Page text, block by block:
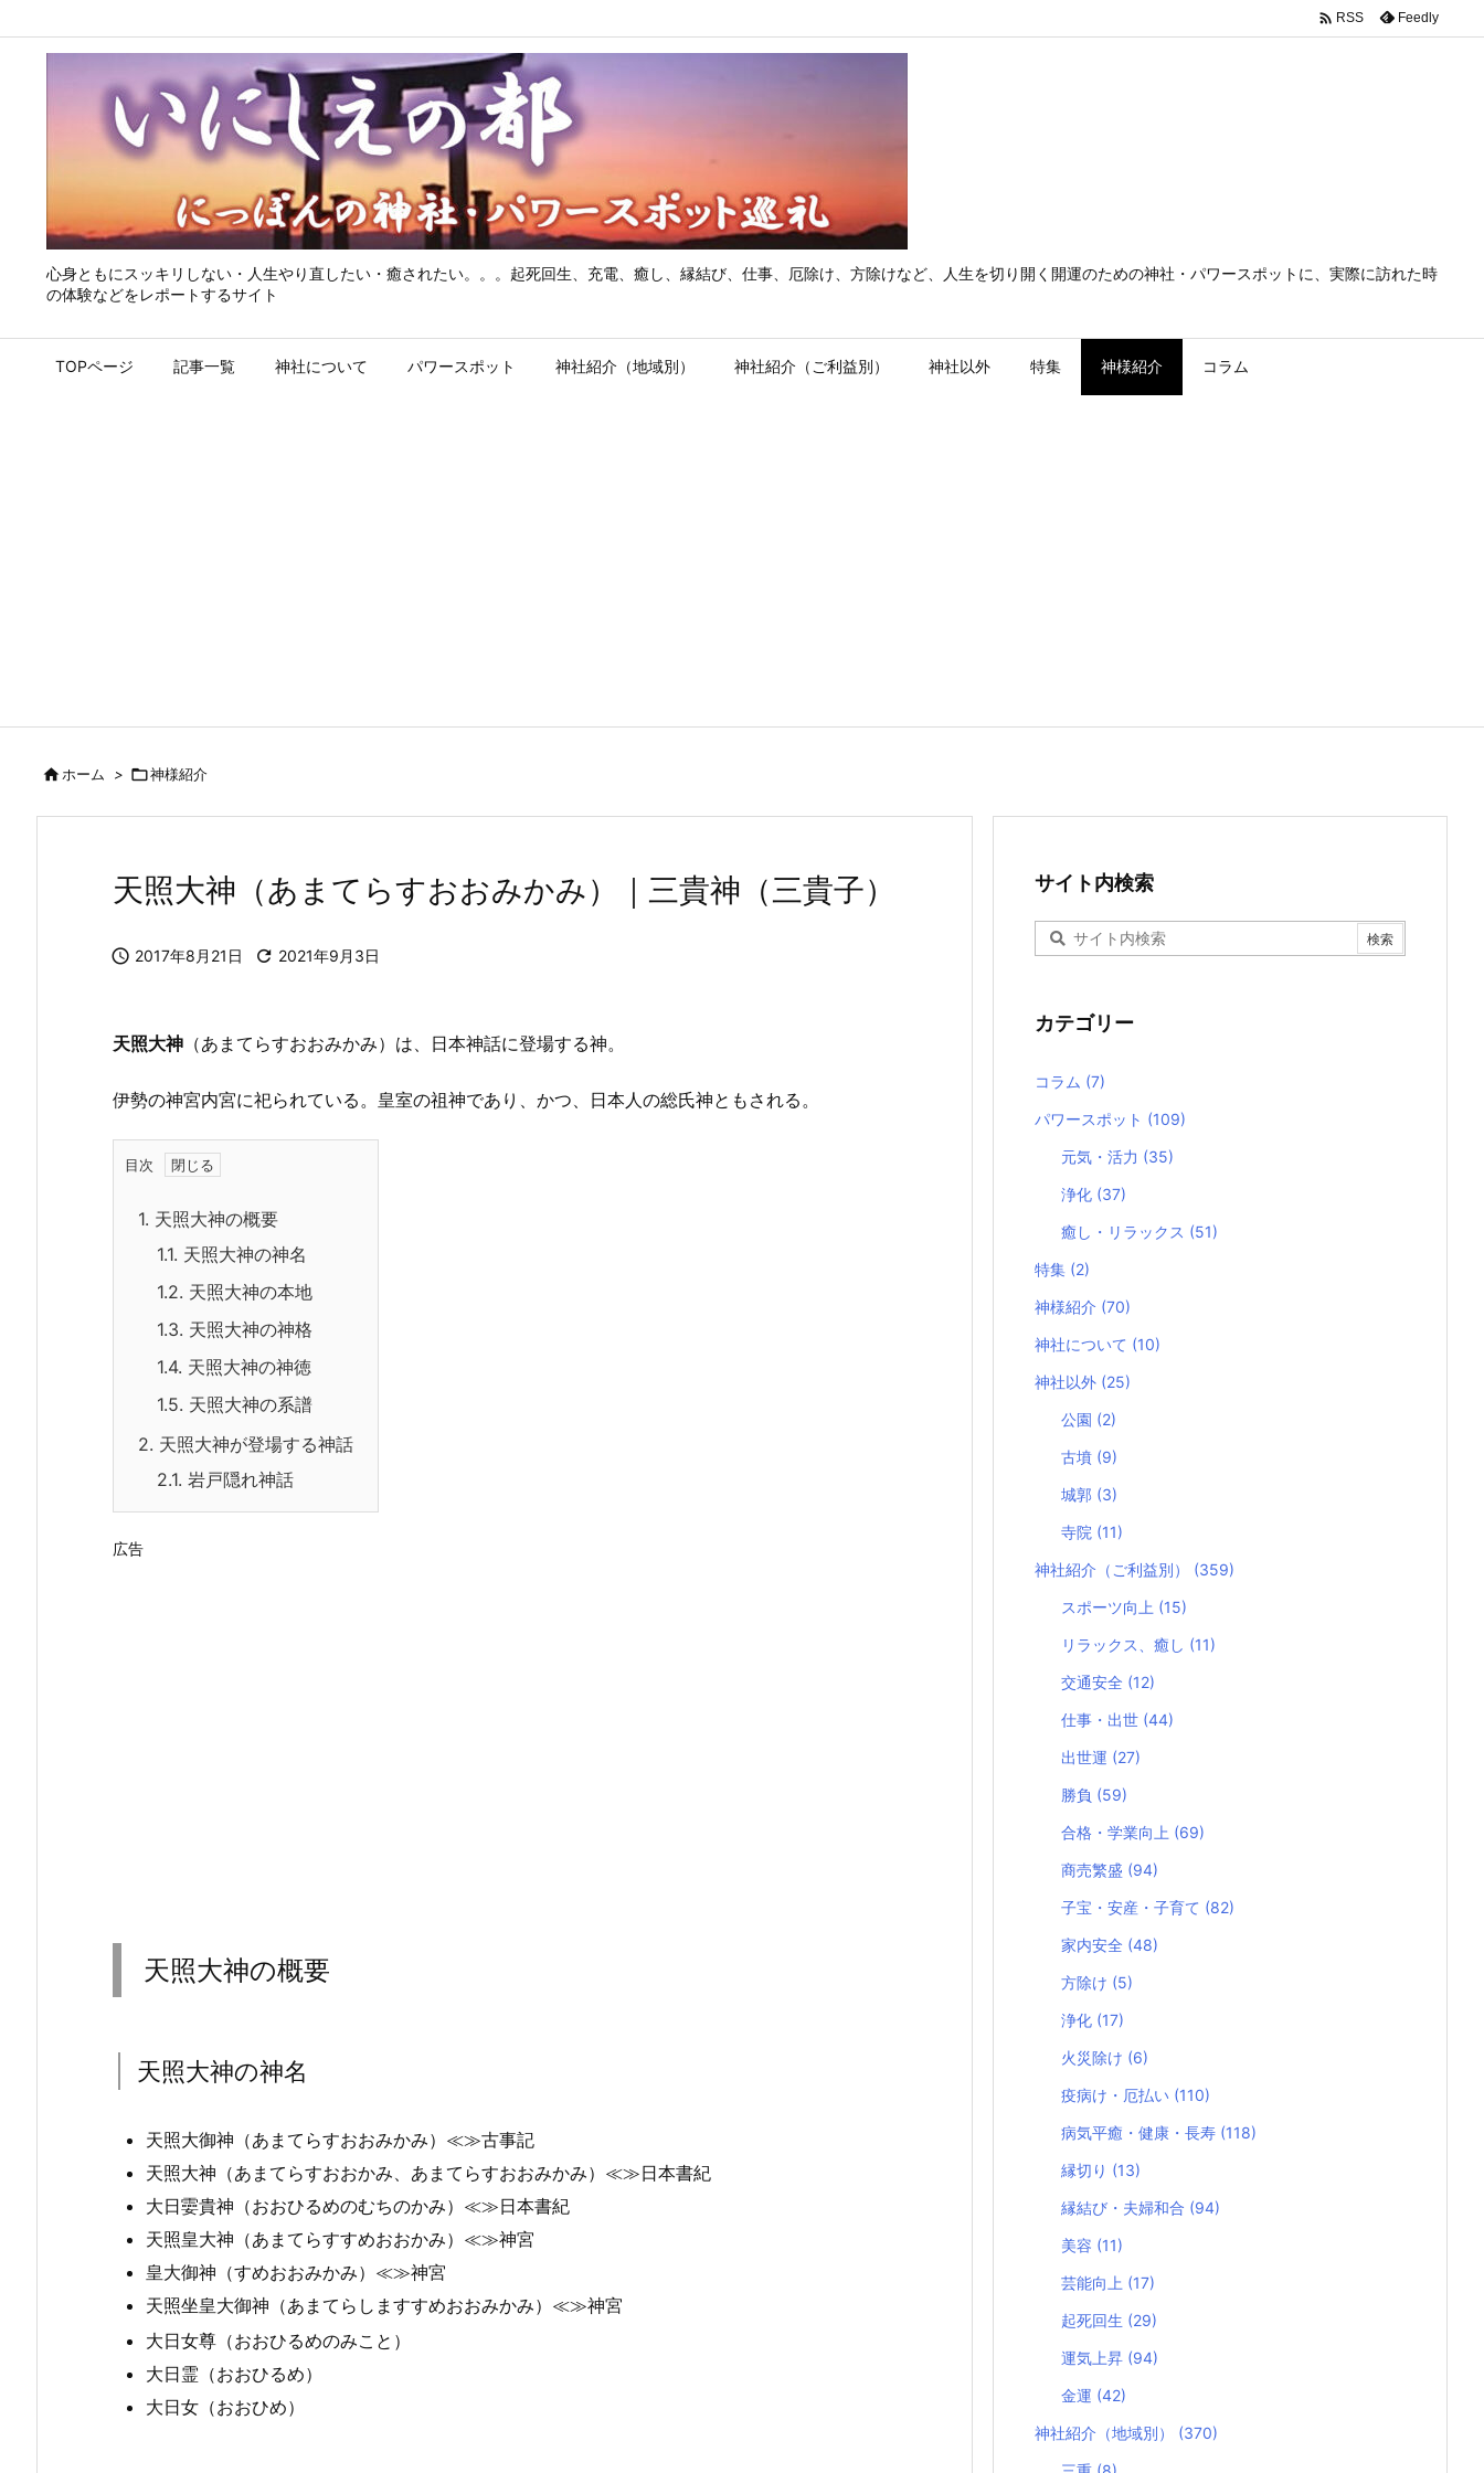
心身ともにスッキリしない・人生やり直したい・癒されたい。。。起死回生、充電、癒し、縁結び、仕事、厄除け、方除けなど、人生を切り開く開運のための神社・パワースポットに、実際に訪れた時
の体験などをレポートするサイト
TOPページ 記事一覧 神社について パワースポット 神社紹介（地域別） 神社紹介（ご利益別） 神社以外 特集 神様紹介 コラム
 RSS Feedly
ホーム > 神様紹介
天照大神（あまてらすおおみかみ）｜三貴神（三貴子）
 2017年8月21日  2021年9月3日
天照大神 （あまてらすおおみかみ）は、日本神話に登場する神。
伊勢の神宮内宮に祀られている。皇室の祖神であり、かつ、日本人の総氏神ともされる。
目次
1. 天照大神の概要
1.1. 天照大神の神名
1.2. 天照大神の本地
1.3. 天照大神の神格
1.4. 天照大神の神徳
1.5. 天照大神の系譜
2. 天照大神が登場する神話
2.1. 岩戸隠れ神話
広告
天照大神の概要
天照大神の神名
天照大御神（あまてらすおおみかみ）≪≫古事記
天照大神（あまてらすおおかみ、あまてらすおおみかみ）≪≫日本書紀
大日孁貴神（おおひるめのむちのかみ）≪≫日本書紀
天照皇大神（あまてらすすめおおかみ）≪≫神宮
皇大御神（すめおおみかみ）≪≫神宮
天照坐皇大御神（あまてらしますすめおおみかみ）≪≫神宮
大日女尊（おおひるめのみこと）
大日霊（おおひるめ）
大日女（おおひめ）
サイト内検索
カテゴリー
コラム (7)
パワースポット (109)
元気・活力 (35)
浄化 (37)
癒し・リラックス (51)
特集 (2)
神様紹介 (70)
神社について (10)
神社以外 (25)
公園 (2)
古墳 (9)
城郭 (3)
寺院 (11)
神社紹介（ご利益別） (359)
スポーツ向上 (15)
リラックス、癒し (11)
交通安全 (12)
仕事・出世 (44)
出世運 (27)
勝負 (59)
合格・学業向上 (69)
商売繁盛 (94)
子宝・安産・子育て (82)
家内安全 (48)
方除け (5)
浄化 (17)
火災除け (6)
疫病け・厄払い (110)
病気平癒・健康・長寿 (118)
縁切り (13)
縁結び・夫婦和合 (94)
美容 (11)
芸能向上 (17)
起死回生 (29)
運気上昇 (94)
金運 (42)
神社紹介（地域別） (370)